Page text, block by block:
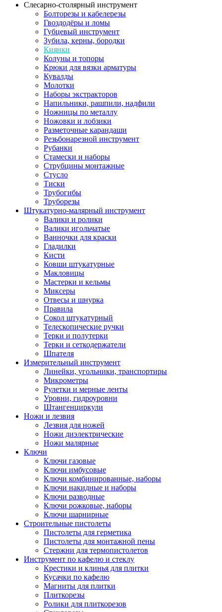
Слесарно-столярный инструмент
Болторезы и кабелерезы
Гвоздодёры и ломы
Губцевый инструмент
Зубила, керны, бородки
Киянки
Колуны и топоры
Крюки для вязки арматуры
Кувалды
Молотки
Наборы экстракторов
Напильники, рашпили, надфили
Ножницы по металлу
Ножовки и лобзики
Разметочные карандаши
Резьбонарезной инструмент
Рубанки
Стамески и наборы
Струбцины монтажные
Стусло
Тиски
Трубогибы
Труборезы
Штукатурно-малярный инструмент
Валики и ролики
Валики игольчатые
Ванночки для краски
Гладилки
Кисти
Ковши штукатурные
Макловицы
Мастерки и кельмы
Миксеры
Отвесы и шнурка
Правила
Сокол штукатурный
Телескопические ручки
Терки и полутерки
Терки и сеткодержатели
Шпателя
Измерительный инструмент
Линейки, угольники, транспортиры
Микрометры
Рулетки и мерные ленты
Уровни, гидроуровни
Штангенциркули
Ножи и лезвия
Лезвия для ножей
Ножи диэлектрические
Ножи малярные
Ключи
Ключи газовые
Ключи имбусовые
Ключи комбинированные, наборы
Ключи накидные и наборы
Ключи разводные
Ключи рожковые, наборы
Ключи шарнирные
Строительные пистолеты
Пистолеты для герметика
Пистолеты для монтажной пены
Стержни для термопистолетов
Инструмент по кафелю и стеклу
Крестики и клинья для плитки
Кусачки по кафелю
Магниты для плитки
Плиткорезы
Ролики для плиткорезов